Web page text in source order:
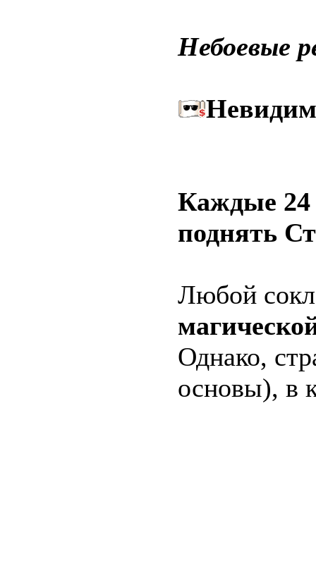
Небоевые
Каждые 24
поднять
Любой
Однако,
основы), в